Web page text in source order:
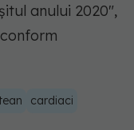
anului 2020",
cardiaci